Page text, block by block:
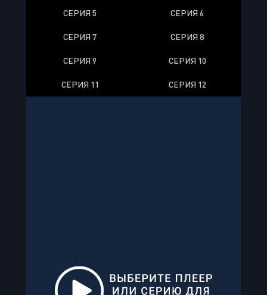
СЕРИЯ 5 СЕРИЯ 6
СЕРИЯ 7 СЕРИЯ 8
СЕРИЯ 9 СЕРИЯ 10
СЕРИЯ 11 СЕРИЯ 12